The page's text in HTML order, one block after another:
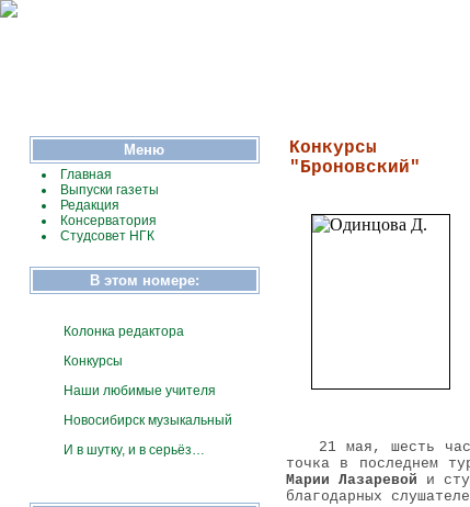
Меню
Главная
Выпуски газеты
Редакция
Консерватория
Студсовет НГК
В этом номере:
Колонка редактора
Конкурсы
Наши любимые учителя
Новосибирск музыкальный
И в шутку, и в серьёз…
Конкурсы
"Броновский"
21 мая, шесть
точка в последнем
Марии Лазаревой и
благодарных